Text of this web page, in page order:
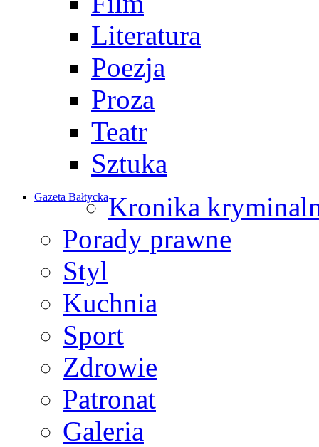
Literatura
Poezja
Proza
Teatr
Sztuka
Gazeta BałtyckaKronika
Porady prawne
Styl
Kuchnia
Sport
Zdrowie
Patronat
Galeria